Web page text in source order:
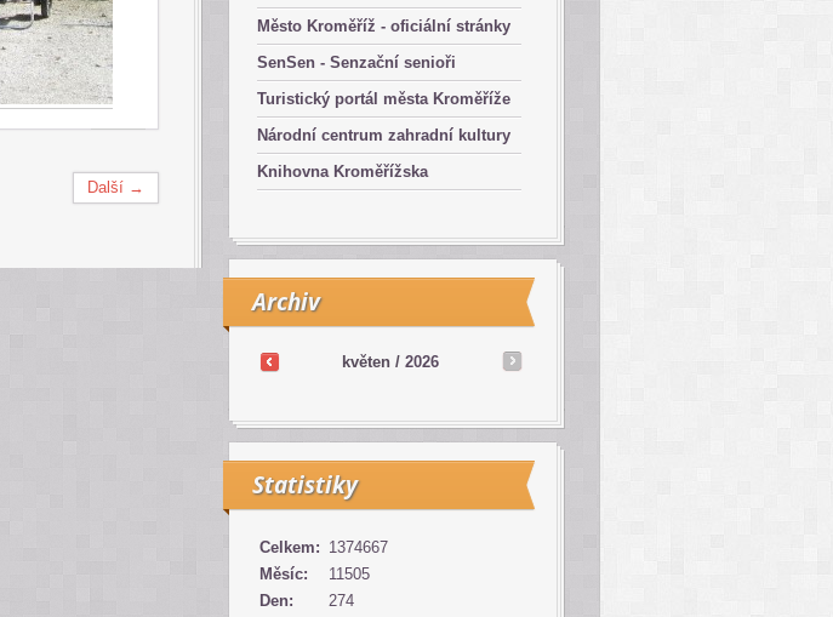
Další →
Město Kroměříž - oficiální stránky
SenSen - Senzační senioři
Turistický portál města Kroměříže
Národní centrum zahradní kultury
Knihovna Kroměřížska
Archiv
květen / 2026
Statistiky
Celkem: 1374667
Měsíc:
11505
Den:
274